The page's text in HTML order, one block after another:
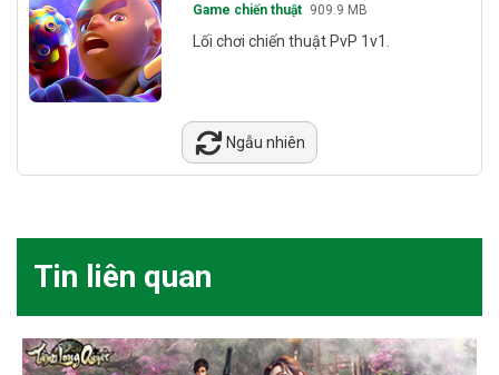
Game chiến thuật 909.9 MB
Lối chơi chiến thuật PvP 1v1.
Ngẫu nhiên
Tin liên quan